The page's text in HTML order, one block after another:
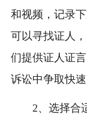
和视频，记录
可以寻找证人
们提供证人证
诉讼中争取快速
2、选择合